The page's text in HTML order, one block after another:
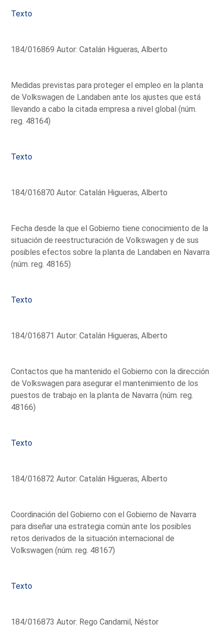
Texto
184/016869 Autor: Catalán Higueras, Alberto
Medidas previstas para proteger el empleo en la planta
de Volkswagen de Landaben ante los ajustes que está
llevando a cabo la citada empresa a nivel global (núm.
reg. 48164)
Texto
184/016870 Autor: Catalán Higueras, Alberto
Fecha desde la que el Gobierno tiene conocimiento de la
situación de reestructuración de Volkswagen y de sus
posibles efectos sobre la planta de Landaben en Navarra
(núm. reg. 48165)
Texto
184/016871 Autor: Catalán Higueras, Alberto
Contactos que ha mantenido el Gobierno con la dirección
de Volkswagen para asegurar el mantenimiento de los
puestos de trabajo en la planta de Navarra (núm. reg.
48166)
Texto
184/016872 Autor: Catalán Higueras, Alberto
Coordinación del Gobierno con el Gobierno de Navarra
para diseñar una estrategia común ante los posibles
retos derivados de la situación internacional de
Volkswagen (núm. reg. 48167)
Texto
184/016873 Autor: Rego Candamil, Néstor